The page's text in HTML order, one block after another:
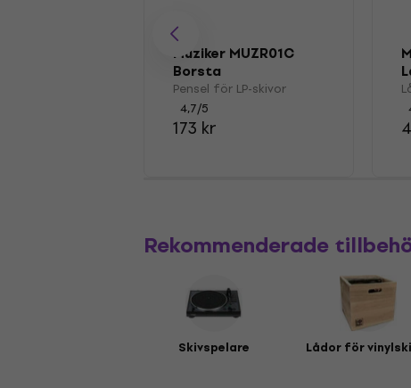
Muziker MUZR01C
Borsta
Pensel för LP-skivor
4,7/5
173 kr
Rekommenderade
Skivspelare Lådor för